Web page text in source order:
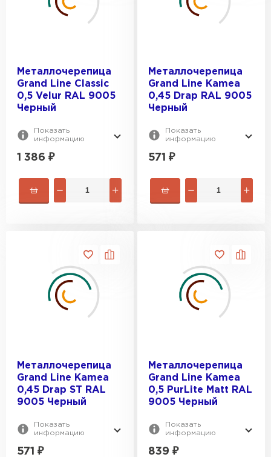
Металлочерепица
Grand Line Classic
0,5 Velur RAL 9005
Черный
Показать
информацию
1 386 ₽
Металлочерепица
Grand Line Kamea
0,45 Drap RAL 9005
Черный
Показать
информацию
571 ₽
Металлочерепица
Grand Line Kamea
0,45 Drap ST RAL
9005 Черный
Показать
информацию
571 ₽
Металлочерепица
Grand Line Kamea
0,5 PurLite Мatt RAL
9005 Черный
Показать
информацию
839 ₽